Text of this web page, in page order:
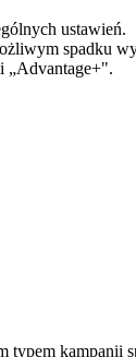
ustawień.
spadku
„Advantage+".
typem kampanii